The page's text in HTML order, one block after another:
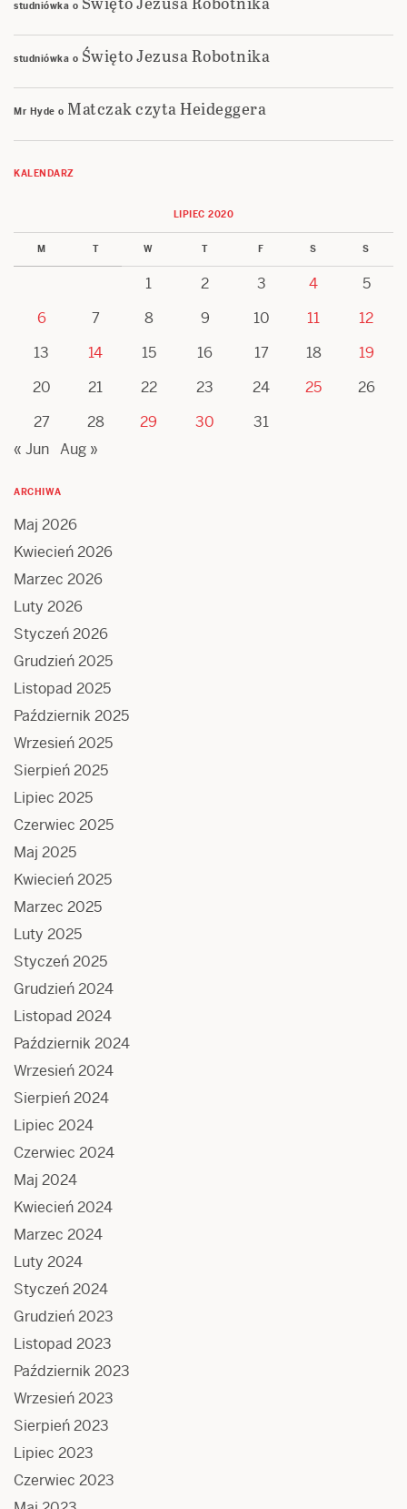
studniówka o
studniówka o Święto Jezusa Robotnika
Mr Hyde o Matczak czyta Heideggera
KALENDARZ
LIPIEC 2020
M T W T F S S
1 2 3 4
5
6
7 8 9 10 11
12
13
14 15 16 17 18
19
20
21 22 23 24 25
26
27
28 29 30
31
« Jun Aug »
ARCHIWA
Maj 2026
Kwiecień 2026
Marzec 2026
Luty 2026
Styczeń 2026
Grudzień 2025
Listopad 2025
Październik 2025
Wrzesień 2025
Sierpień 2025
Lipiec 2025
Czerwiec 2025
Maj 2025
Kwiecień 2025
Marzec 2025
Luty 2025
Styczeń 2025
Grudzień 2024
Listopad 2024
Październik 2024
Wrzesień 2024
Sierpień 2024
Lipiec 2024
Czerwiec 2024
Maj 2024
Kwiecień 2024
Marzec 2024
Luty 2024
Styczeń 2024
Grudzień 2023
Listopad 2023
Październik 2023
Wrzesień 2023
Sierpień 2023
Lipiec 2023
Czerwiec 2023